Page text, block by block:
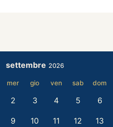
settembre 2026
mer gio ven sab dom
2 3 4 5 6
9 10 11 12 13